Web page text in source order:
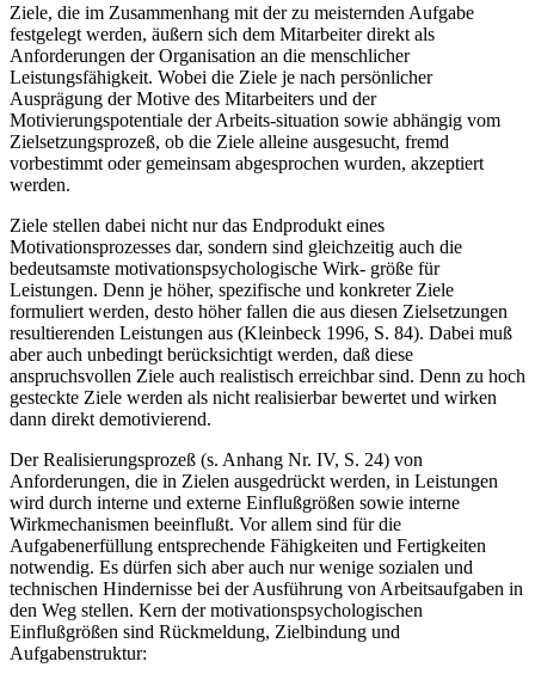
Ziele, die im Zusammenhang mit der zu meisternden Aufgabe
festgelegt werden, äußern sich dem Mitarbeiter direkt als
Anforderungen der Organisation an die menschlicher
Leistungsfähigkeit. Wobei die Ziele je nach persönlicher
Ausprägung der Motive des Mitarbeiters und der
Motivierungspotentiale der Arbeits-situation sowie abhängig vom
Zielsetzungsprozeß, ob die Ziele alleine ausgesucht, fremd
vorbestimmt oder gemeinsam abgesprochen wurden, akzeptiert
werden.
Ziele stellen dabei nicht nur das Endprodukt eines
Motivationsprozesses dar, sondern sind gleichzeitig auch die
bedeutsamste motivationspsychologische Wirk- größe für
Leistungen. Denn je höher, spezifische und konkreter Ziele
formuliert werden, desto höher fallen die aus diesen Zielsetzungen
resultierenden Leistungen aus (Kleinbeck 1996, S. 84). Dabei muß
aber auch unbedingt berücksichtigt werden, daß diese
anspruchsvollen Ziele auch realistisch erreichbar sind. Denn zu hoch
gesteckte Ziele werden als nicht realisierbar bewertet und wirken
dann direkt demotivierend.
Der Realisierungsprozeß (s. Anhang Nr. IV, S. 24) von
Anforderungen, die in Zielen ausgedrückt werden, in Leistungen
wird durch interne und externe Einflußgrößen sowie interne
Wirkmechanismen beeinflußt. Vor allem sind für die
Aufgabenerfüllung entsprechende Fähigkeiten und Fertigkeiten
notwendig. Es dürfen sich aber auch nur wenige sozialen und
technischen Hindernisse bei der Ausführung von Arbeitsaufgaben in
den Weg stellen. Kern der motivationspsychologischen
Einflußgrößen sind Rückmeldung, Zielbindung und
Aufgabenstruktur: